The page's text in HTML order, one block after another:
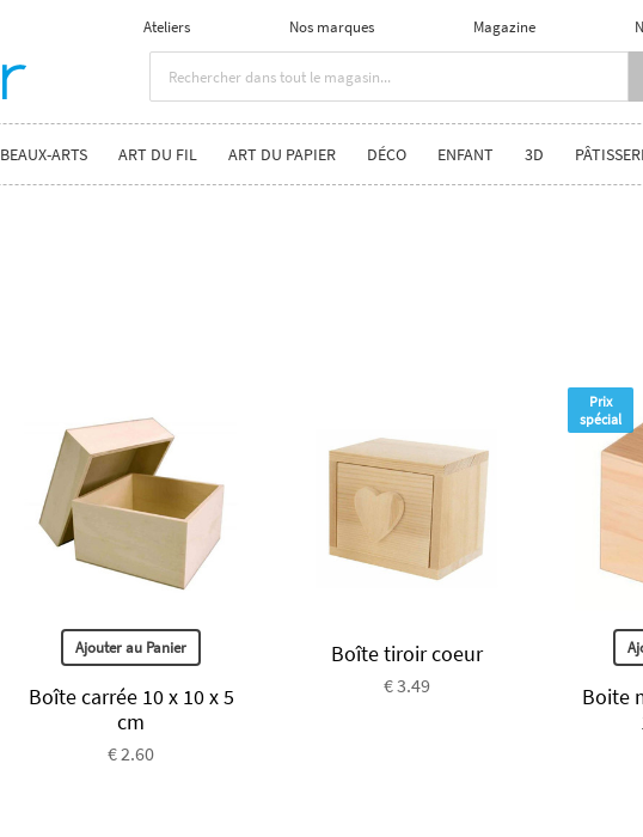
Ateliers Nos marques Magazine
BEAUX-ARTS ART DU FIL ART DU PAPIER DÉCO ENFANT 3D
Ajouter au Panier
Boîte carrée 10 x 10 x 5
cm
€ 2.60
Boîte tiroir coeur
€ 3.49
Prix
spécial
Boite